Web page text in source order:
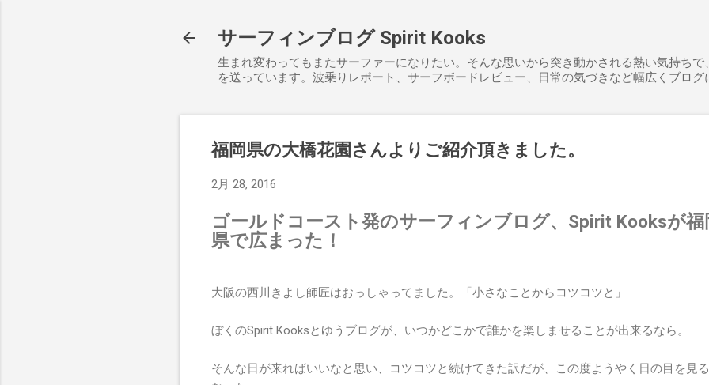
サーフィンブログ Spirit Kooks
生まれ変わってもまたサーファーになりたい。そんな思いから突き動かされる熱い気持ちで
を送っています。波乗りレポート、サーフボードレビュー、日常の気づきなど幅広くブログ
福岡県の大橋花園さんよりご紹介頂きました。
2月 28, 2016
ゴールドコースト発のサーフィンブログ、Spirit Kooksが福
県で広まった！
大阪の西川きよし師匠はおっしゃってました。「小さなことからコツコツと」
ぼくのSpirit Kooksとゆうブログが、いつかどこかで誰かを楽しませることが出来るなら。
そんな日が来ればいいなと思い、コツコツと続けてきた訳だが、この度ようやく日の目を見